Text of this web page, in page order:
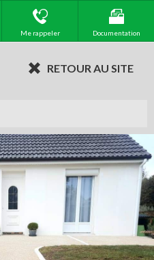
Me rappeler Documentation
RETOUR AU SITE